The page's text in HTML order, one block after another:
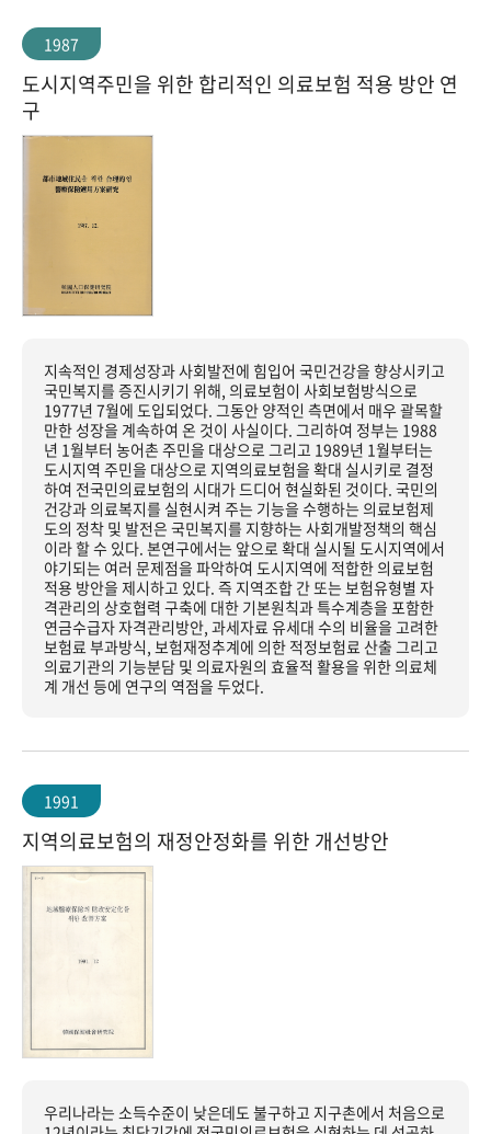
1987
도시지역주민을 위한 합리적인 의료보험 적용 방안 연
구
지속적인 경제성장과 사회발전에 힘입어 국민건강을 향상시키고
국민복지를 증진시키기 위해, 의료보험이 사회보험방식으로
1977년 7월에 도입되었다. 그동안 양적인 측면에서 매우 괄목할
만한 성장을 계속하여 온 것이 사실이다. 그리하여 정부는 1988
년 1월부터 농어촌 주민을 대상으로 그리고 1989년 1월부터는
도시지역 주민을 대상으로 지역의료보험을 확대 실시키로 결정
하여 전국민의료보험의 시대가 드디어 현실화된 것이다. 국민의
건강과 의료복지를 실현시켜 주는 기능을 수행하는 의료보험제
도의 정착 및 발전은 국민복지를 지향하는 사회개발정책의 핵심
이라 할 수 있다. 본연구에서는 앞으로 확대 실시될 도시지역에서
야기되는 여러 문제점을 파악하여 도시지역에 적합한 의료보험
적용 방안을 제시하고 있다. 즉 지역조합 간 또는 보험유형별 자
격관리의 상호협력 구축에 대한 기본원칙과 특수계층을 포함한
연금수급자 자격관리방안, 과세자료 유세대 수의 비율을 고려한
보험료 부과방식, 보험재정추계에 의한 적정보험료 산출 그리고
의료기관의 기능분담 및 의료자원의 효율적 활용을 위한 의료체
계 개선 등에 연구의 역점을 두었다.
1991
지역의료보험의 재정안정화를 위한 개선방안
우리나라는 소득수준이 낮은데도 불구하고 지구촌에서 처음으로